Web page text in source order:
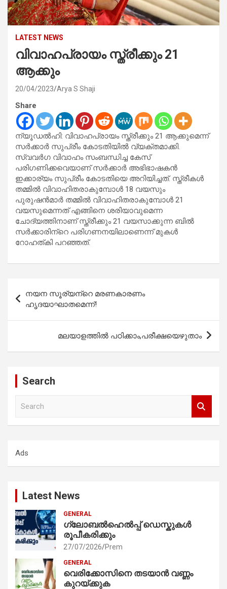
LATEST NEWS
വിവാഹപ്രായം സ്ത്രീക്കും 21
ആക്കും
20/04/2023 Arya S Shaji
Share
ന്യൂഡല്‍ഹി: വിവാഹപ്രായം സ്ത്രീക്കും 21 ആക്കുമെന്ന്
സര്‍ക്കാര്‍ സുപ്രീം കോടതിയില്‍ വ്യക്തമാക്കി.
സ്വവര്‍ഗ വിവാഹം സംബന്ധിച്ച കേസ്
പരിഗണിക്കവെയാണ് സര്‍ക്കാര്‍ അഭിഭാഷകന്‍
ഇക്കാര്യം സുപ്രീം കോടതിയെ അറിയിച്ചത്. സ്ത്രീകള്‍
തമ്മില്‍ വിവാഹിതരാകുമ്പോള്‍ 18 വയസും
പുരുഷന്‍മാര്‍ തമ്മില്‍ വിവാഹിതരാകുമ്പോള്‍ 21
വയസുമെന്നത് എങ്ങിനെ ശരിയാവുമെന്ന
ചോദ്യത്തിനാണ് സ്ത്രീക്കും 21 വയസാക്കുന്ന ബില്‍
സര്‍ക്കാരിന്‌റെ പരിഗണനയിലാണെന്ന് മുകള്‍
റോഹത്കി പറഞ്ഞത്.
navigation
നയന സൂര്യന്‌റെ മരണകാരണം
ഹൃദയാഘാതമെന്ന്!
മലയാളത്തില്‍ പഠിക്കാം,പരീക്ഷയെഴുതാം
Search
h
Ads
Latest News
GENERAL
ഗ്ലോബൽഹെൽപ്പ് ഡെസ്കുകൾ
രൂപീകരിക്കും
27/07/2026 Prem
GENERAL
വെരിക്കോസിനെ തടയാൻ വണ്ണം
കുറയ്ക്കുക